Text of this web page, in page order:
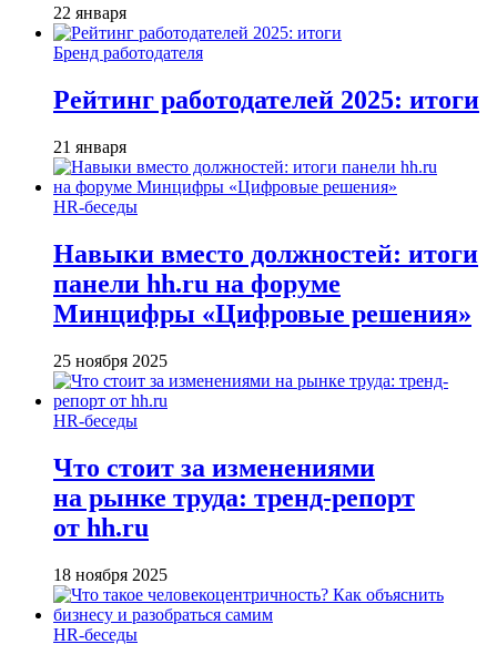
22 января
Бренд работодателя
Рейтинг работодателей 2025: итоги
21 января
HR-беседы
Навыки вместо должностей: итоги
панели hh.ru на форуме
Минцифры «Цифровые решения»
25 ноября 2025
HR-беседы
Что стоит за изменениями
на рынке труда: тренд-репорт
от hh.ru
18 ноября 2025
HR-беседы